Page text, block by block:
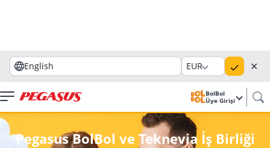
English EUR ✕
BolBol
Üye Girişi
Pegasus BolBol ve Teknevia İş Birliği